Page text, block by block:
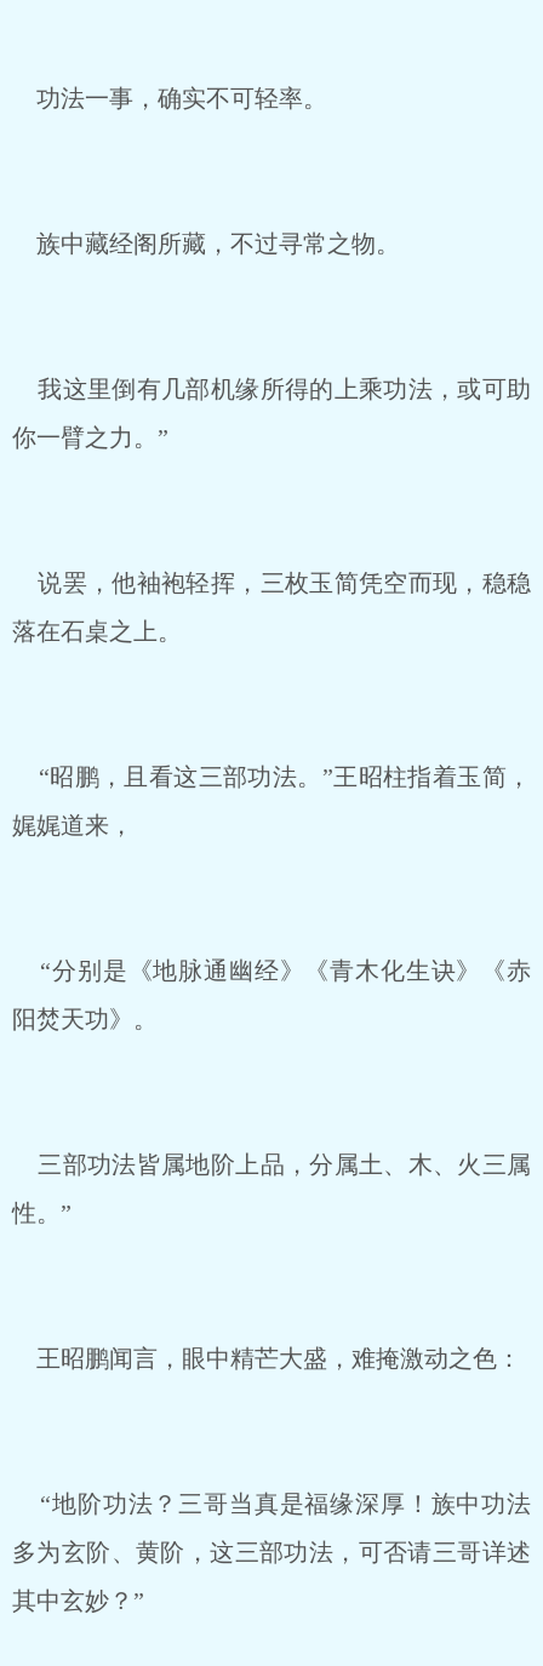
功法一事，确实不可轻率。
族中藏经阁所藏，不过寻常之物。
我这里倒有几部机缘所得的上乘功法，或可助
你一臂之力。”
说罢，他袖袍轻挥，三枚玉简凭空而现，稳稳
落在石桌之上。
“昭鹏，且看这三部功法。”王昭柱指着玉简，
娓娓道来，
“分别是《地脉通幽经》《青木化生诀》《赤
阳焚天功》。
三部功法皆属地阶上品，分属土、木、火三属
性。”
王昭鹏闻言，眼中精芒大盛，难掩激动之色：
“地阶功法？三哥当真是福缘深厚！族中功法
多为玄阶、黄阶，这三部功法，可否请三哥详述
其中玄妙？”